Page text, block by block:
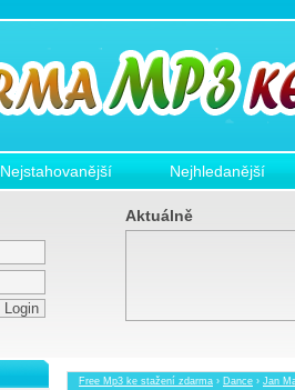
Nejstahovanější Nejhledanější
Aktuálně
Free Mp3 ke stažení zdarma › Dance › Jan